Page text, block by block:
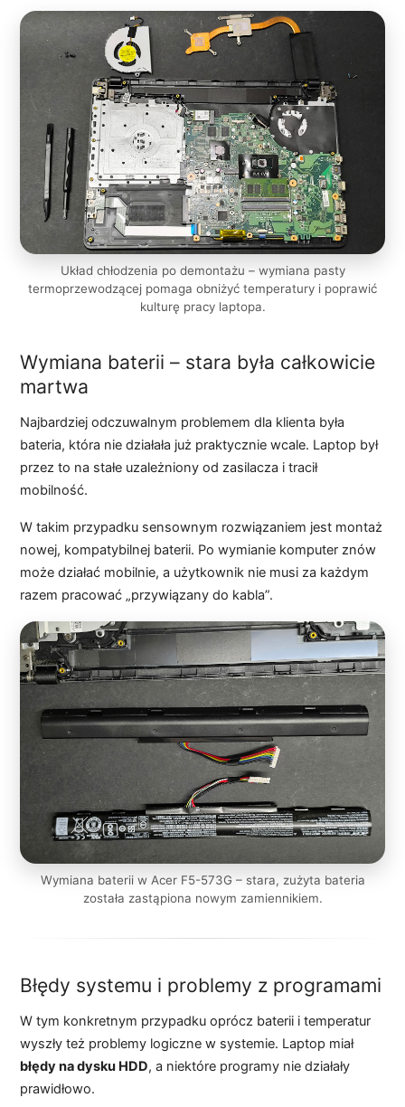
Układ chłodzenia po demontażu – wymiana pasty
termoprzewodzącej pomaga obniżyć temperatury i poprawić
kulturę pracy laptopa.
Wymiana baterii – stara była całkowicie
martwa
Najbardziej odczuwalnym problemem dla klienta była
bateria, która nie działała już praktycznie wcale. Laptop był
przez to na stałe uzależniony od zasilacza i tracił
mobilność.
W takim przypadku sensownym rozwiązaniem jest montaż
nowej, kompatybilnej baterii. Po wymianie komputer znów
może działać mobilnie, a użytkownik nie musi za każdym
razem pracować „przywiązany do kabla”.
Wymiana baterii w Acer F5-573G – stara, zużyta bateria
została zastąpiona nowym zamiennikiem.
Błędy systemu i problemy z programami
W tym konkretnym przypadku oprócz baterii i temperatur
wyszły też problemy logiczne w systemie. Laptop miał
błędy na dysku HDD, a niektóre programy nie działały
prawidłowo.